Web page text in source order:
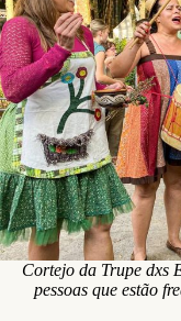
Cortejo da Trupe dxs
pessoas que estão